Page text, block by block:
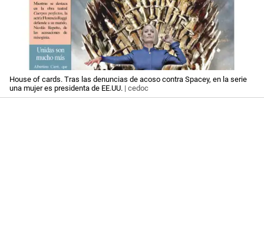
House of cards. Tras las denuncias de acoso contra Spacey, en la serie
una mujer es presidenta de EE.UU. | cedoc